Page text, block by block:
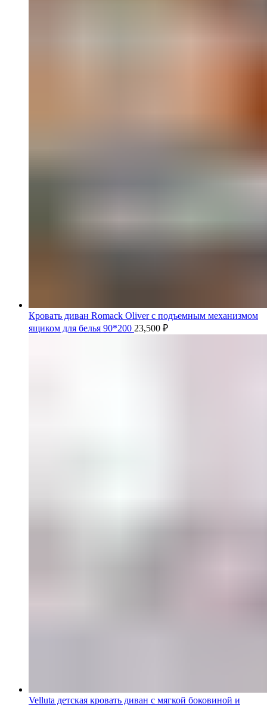
Кровать диван Romack Oliver с подъемным механизмом
ящиком для белья 90*200 23,500 ₽
Velluta детская кровать диван с мягкой боковиной и